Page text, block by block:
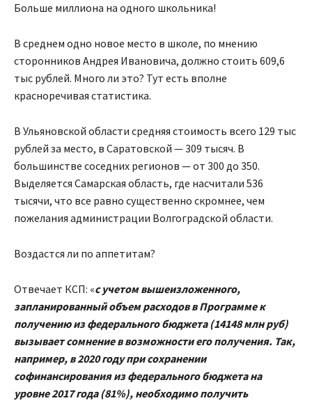
Больше миллиона на одного школьника!
В среднем одно новое место в школе, по мнению
сторонников Андрея Ивановича, должно стоить 609,6
тыс рублей. Много ли это? Тут есть вполне
красноречивая статистика.
В Ульяновской области средняя стоимость всего 129 тыс
рублей за место, в Саратовской — 309 тысяч. В
большинстве соседних регионов — от 300 до 350.
Выделяется Самарская область, где насчитали 536
тысячи, что все равно существенно скромнее, чем
пожелания администрации Волгоградской области.
Воздастся ли по аппетитам?
Отвечает КСП: «с учетом вышеизложенного,
запланированный объем расходов в Программе к
получению из федерального бюджета (14148 млн руб)
вызывает сомнение в возможности его получения. Так,
например, в 2020 году при сохранении
софинансирования из федерального бюджета на
уровне 2017 года (81%), необходимо получить